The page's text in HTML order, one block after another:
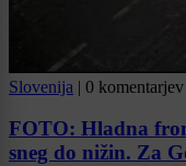
Slovenija | 0 komentarjev
FOTO: Hladna
sneg do nižin. Za